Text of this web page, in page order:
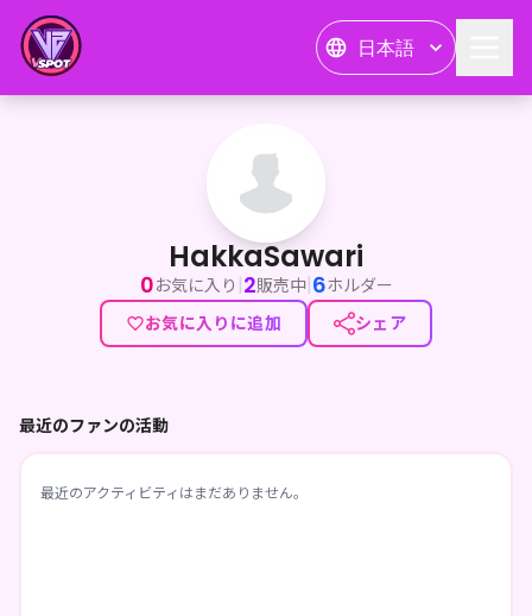
日本語
HakkaSawari
HakkaSawari
0お気に入り |2販売中|6ホルダー
お気に入りに追加
シェア
最近のファンの活動
最近のアクティビティはまだありません。